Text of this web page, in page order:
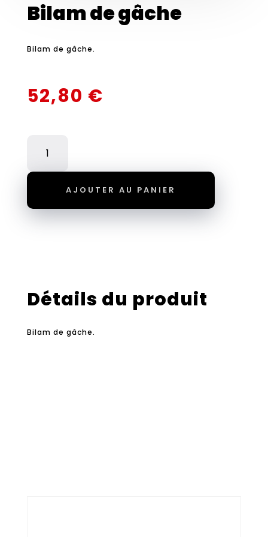
Bilam de gâche
Bilam de gâche.
52,80 €
AJOUTER AU PANIER
Détails du produit
Bilam de gâche.